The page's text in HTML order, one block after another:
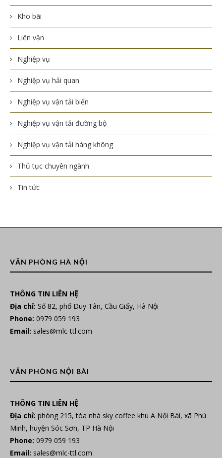
Kho bãi
Liên vận
Nghiệp vụ
Nghiệp vụ hải quan
Nghiệp vụ vận tải biển
Nghiệp vụ vận tải đường bộ
Nghiệp vụ vận tải hàng không
Thủ tục chuyên ngành
Tin tức
VĂN PHÒNG HÀ NỘI
THÔNG TIN LIÊN HỆ
Địa chỉ: Số 82, phố Duy Tân, Cầu Giấy, Hà Nội
Phone: 0979 059 193
Email: sales@mlc-ttl.com
VĂN PHÒNG NỘI BÀI
THÔNG TIN LIÊN HỆ
Địa chỉ: phòng 215, tòa nhà sky coffee khu A Nội Bài, xã Phú
Minh, huyện Sóc Sơn, TP Hà Nội
Phone: 0979 059 193
Email: sales@mlc-ttl.com